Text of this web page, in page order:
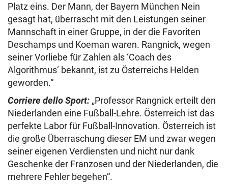
Platz eins. Der Mann, der Bayern München Nein
gesagt hat, überrascht mit den Leistungen seiner
Mannschaft in einer Gruppe, in der die Favoriten
Deschamps und Koeman waren. Rangnick, wegen
seiner Vorliebe für Zahlen als ‘Coach des
Algorithmus‘ bekannt, ist zu Österreichs Helden
geworden.“
Corriere dello Sport: „Professor Rangnick erteilt den
Niederlanden eine Fußball-Lehre. Österreich ist das
perfekte Labor für Fußball-Innovation. Österreich ist
die große Überraschung dieser EM und zwar wegen
seiner eigenen Verdiensten und nicht nur dank
Geschenke der Franzosen und der Niederlanden, die
mehrere Fehler begehen“.